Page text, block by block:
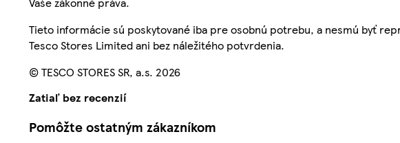
Tieto informácie sú poskytované iba pre osobnú potrebu, a nesmú byť
Tesco Stores Limited ani bez náležitého potvrdenia.
© TESCO STORES SR, a.s. 2026
Zatiaľ bez recenzií
Pomôžte ostatným zákazníkom